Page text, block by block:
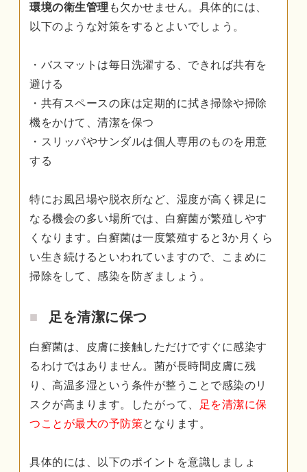
環境の衛生管理 も欠かせません。具体的には、
以下のような対策をするとよいでしょう。
・バスマットは毎日洗濯する、できれば共有を
避ける
・共有スペースの床は定期的に拭き掃除や掃除
機をかけて、清潔を保つ
・スリッパやサンダルは個人専用のものを用意
する
特にお風呂場や脱衣所など、湿度が高く裸足に
なる機会の多い場所では、白癬菌が繁殖しやす
くなります。白癬菌は一度繁殖すると3か月くら
い生き続けるといわれていますので、こまめに
掃除をして、感染を防ぎましょう。
足を清潔に保つ
白癬菌は、皮膚に接触しただけですぐに感染す
るわけではありません。菌が長時間皮膚に残
り、高温多湿という条件が整うことで感染のリ
スクが高まります。したがって、 足を清潔に保
つことが最大の予防策となります。
具体的には、以下のポイントを意識しましょ